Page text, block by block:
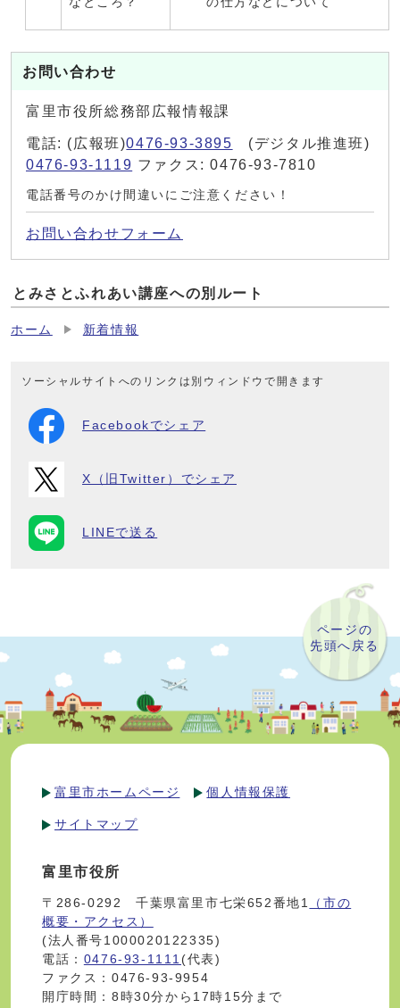
お問い合わせ
富里市役所総務部広報情報課
電話: (広報班)0476-93-3895 (デジタル推進班)
0476-93-1119 ファクス: 0476-93-7810
電話番号のかけ間違いにご注意ください！
お問い合わせフォーム
とみさとふれあい講座への別ルート
ホーム 新着情報
ソーシャルサイトへのリンクは別ウィンドウで開きます
Facebookでシェア
X（旧Twitter）でシェア
LINEで送る
ページの
先頭へ戻る
富里市ホームページ 個人情報保護
サイトマップ
富里市役所
〒286-0292 千葉県富里市七栄652番地1
（市の
概要・アクセス）
(法人番号1000020122335)
電話： 0476-93-1111 (代表)
ファクス：0476-93-9954
開庁時間：8時30分から17時15分まで